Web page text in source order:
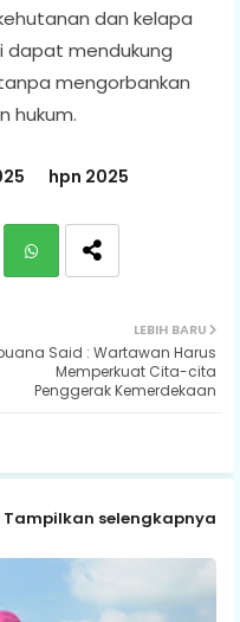
dan kelapa
dapat mendukung
mengorbankan
hukum.
hpn 2025
ats
LEBIH BARU
Said : Wartawan Harus
Memperkuat Cita-cita
Penggerak Kemerdekaan
Tampilkan selengkapnya